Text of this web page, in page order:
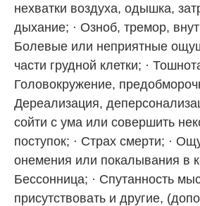
нехватки воздуха, одышка,
дыхание; · Озноб, тремор,
Болевые или неприятные
части грудной клетки; ·
Головокружение,
Дереализация,
сойти с ума или совершить
поступок; · Страх смерти; ·
онемения или покалывания в
Бессонница; · Спутанность
присутствовать и другие,